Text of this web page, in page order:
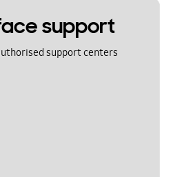
support
support centers